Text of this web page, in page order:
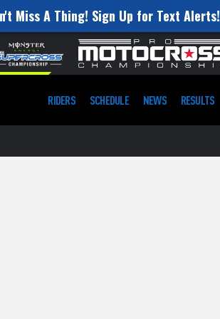
Miss A Thing! Sign Up for Text Alerts!
RIDERS SCHEDULE NEWS RESULTS